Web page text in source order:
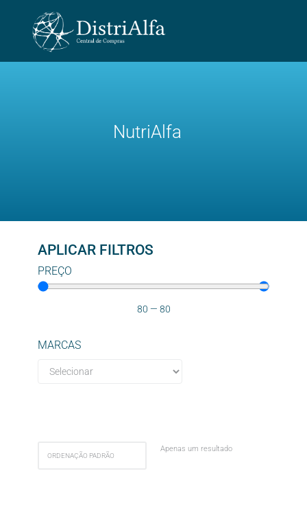
NutriAlfa
APLICAR FILTROS
PREÇO
80 — 80
MARCAS
Apenas um resultado